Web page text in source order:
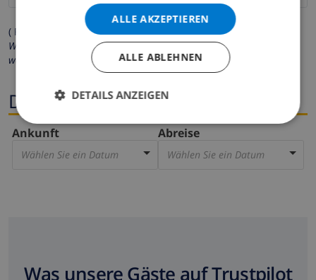
( Felder mit Sternchen (*) müssen ausgefüllt werden )
Wir respektieren Ihre Privatsphäre. Ihre persönlichen Daten
werden zu keiner Zeit an Dritte weitergegeben.
Dates
Ankunft
Wählen Sie ein Datum
Abreise
Wählen Sie ein Datum
Was unsere Gäste auf Trustpilot
ALLE AKZEPTIEREN
ALLE ABLEHNEN
DETAILS ANZEIGEN